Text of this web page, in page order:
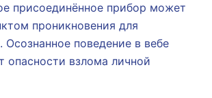
присоединённое прибор может
проникновения для
Осознанное поведение в вебе
опасности взлома личной